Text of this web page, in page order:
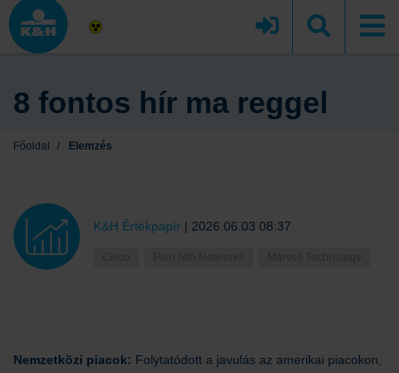
8 fontos hír ma reggel
Főoldal / Elemzés
K&H Értékpapír | 2026.06.03 08:37
Nemzetközi piacok: Folytatódott a javulás az amerikai piacokon,